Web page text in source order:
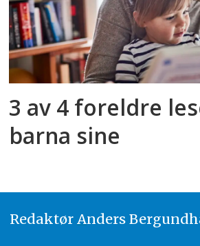
3 av 4 foreldre
barna sine
Redaktør Anders